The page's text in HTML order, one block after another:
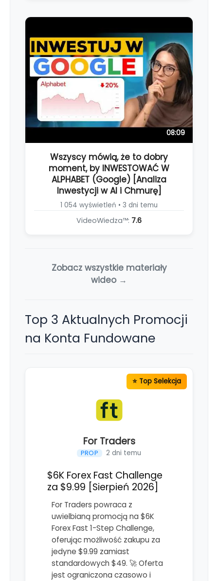
08:09
Wszyscy mówią, że to dobry
moment, by INWESTOWAĆ W
ALPHABET (Google) [Analiza
Inwestycji w AI i Chmurę]
1 054 wyświetleń • 3 dni temu
VideoWiedza™: 7.6
Zobacz wszystkie materiały
wideo →
Top 3 Aktualnych Promocji
na Konta Fundowane
For Traders
PROP 2 dni temu
$6K Forex Fast Challenge
za $9.99 [Sierpień 2026]
For Traders powraca z
uwielbianą promocją na $6K
Forex Fast 1-Step Challenge,
oferując możliwość zakupu za
jedyne $9.99 zamiast
standardowych $49. 🚀 Oferta
jest ograniczona czasowo i